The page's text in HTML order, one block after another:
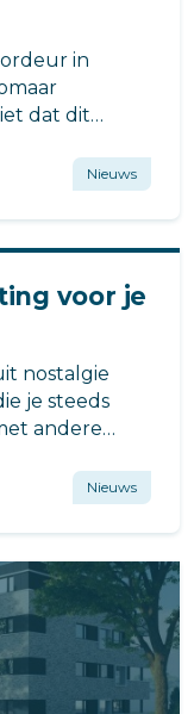
in
dat dit
Nieuws
voor je
nostalgie
je steeds
andere
Nieuws